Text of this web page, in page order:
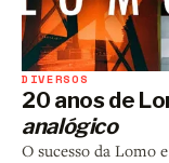
DIVERSOS
20 anos de
analógico
O sucesso da Lomo